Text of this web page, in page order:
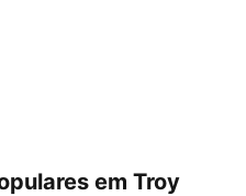
em Troy